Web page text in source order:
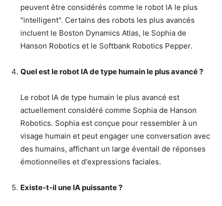
peuvent être considérés comme le robot IA le plus
"intelligent". Certains des robots les plus avancés
incluent le Boston Dynamics Atlas, le Sophia de
Hanson Robotics et le Softbank Robotics Pepper.
Quel est le robot IA de type humain le plus avancé ?
Le robot IA de type humain le plus avancé est
actuellement considéré comme Sophia de Hanson
Robotics. Sophia est conçue pour ressembler à un
visage humain et peut engager une conversation avec
des humains, affichant un large éventail de réponses
émotionnelles et d'expressions faciales.
Existe-t-il une IA puissante ?